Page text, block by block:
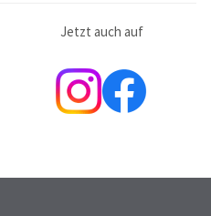
Jetzt auch auf